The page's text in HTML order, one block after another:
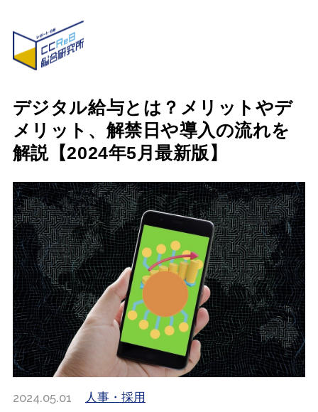
デジタル給与とは？メリットやデ
メリット、解禁日や導入の流れを
解説【2024年5月最新版】
2024.05.01 人事・採用